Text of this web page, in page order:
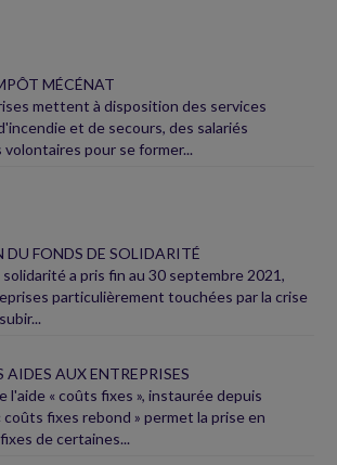
MÉCÉNAT
mettent à disposition des services
et de secours, des salariés
pour se former...
FONDS DE SOLIDARITÉ
a pris fin au 30 septembre 2021,
particulièrement touchées par la crise
AUX ENTREPRISES
l'aide « coûts fixes », instaurée depuis
coûts fixes rebond » permet la prise en
de certaines...